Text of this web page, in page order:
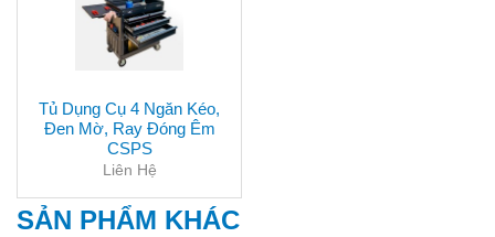
Tủ Dụng Cụ 4 Ngăn Kéo,
Đen Mờ, Ray Đóng Êm
CSPS
Liên Hệ
SẢN PHẨM KHÁC